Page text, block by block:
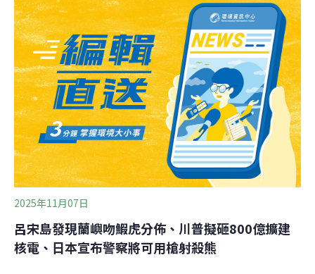
（Journal of Thermal Biology）。莫氏樹蛙耐熱極限 暖化
對低海拔族群衝擊更大台灣特有種莫氏樹蛙， 廣泛分布在
不同海拔的山區。根據《台灣科技媒體中心》新聞稿，由
國立中興大學生命科學系副教授莊銘豐領導的研究團隊，
2024年在海拔474～2020公尺不等的九個採樣點收集莫氏
樹蛙的蝌蚪，結合微氣候量測數據，探討不同海拔的蝌蚪
耐受溫度。
2025年11月07日
呂宋島發現蘭嶼吻鰕虎分佈、川普擬砸800億擴建
核電、日本宣布警察將可用槍射殺熊